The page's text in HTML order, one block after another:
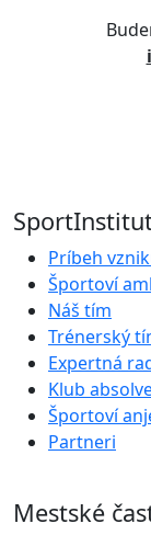
Príbeh
Športoví
Náš tím
Trénerský
Expertná
Klub
Športoví
Partneri
Mestské